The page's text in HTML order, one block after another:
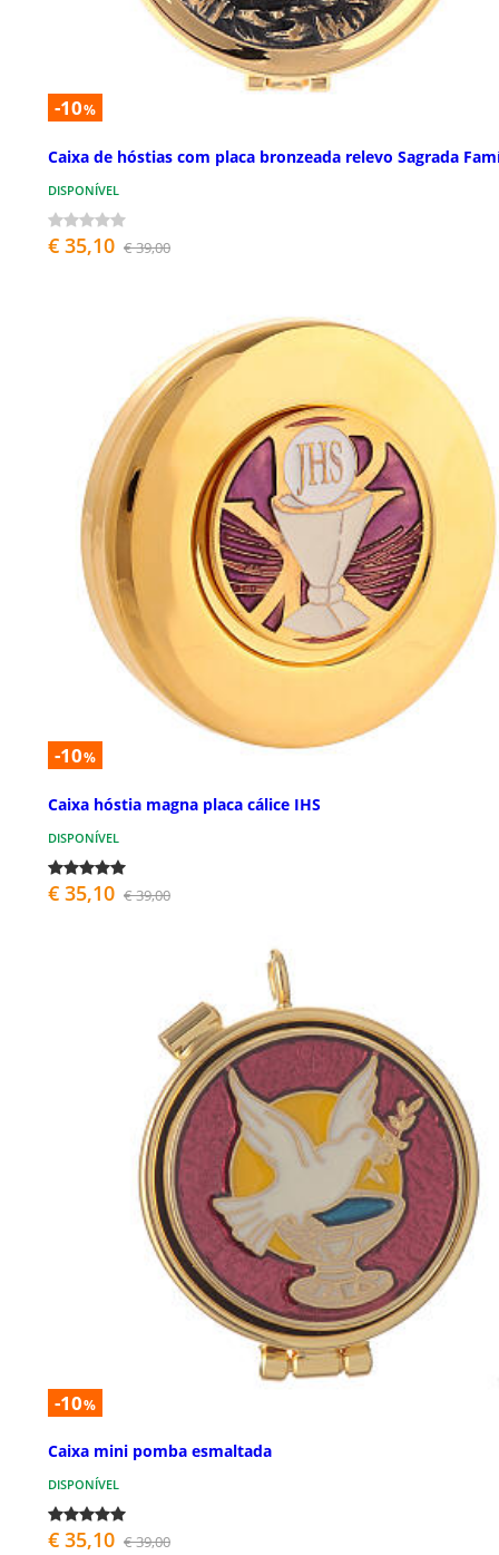
-10%
Caixa de hóstias com placa bronzeada relevo Sagrada
DISPONÍVEL
€ 35,10 € 39,00
-10%
Caixa hóstia magna placa cálice IHS
DISPONÍVEL
€ 35,10 € 39,00
-10%
Caixa mini pomba esmaltada
DISPONÍVEL
€ 35,10 € 39,00